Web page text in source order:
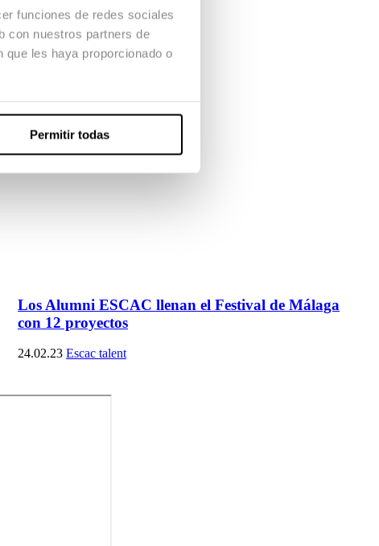
funciones de redes sociales
con nuestros partners de
les haya proporcionado o
Permitir todas
Los Alumni ESCAC llenan el Festival de Málaga
con 12 proyectos
24.02.23 Escac talent